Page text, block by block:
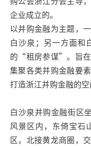
企业成立的。
以并购金融为主题，
白沙泉；另一方面和
的“租房参谋”。旨在
集聚各类并购金融要
打造浙江并购金融的空
白沙泉并购金融街区
风景区内，东倚宝石
区，北接黄龙商圈，